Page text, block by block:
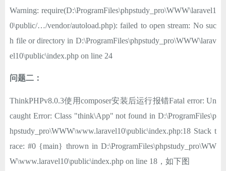
其它
在线工具
省钱帮
登录
Warning: require(D:\ProgramFiles\phpstudy_pro\WWW\laravel1
0\public/…/vendor/autoload.php): failed to open stream: No suc
h file or directory in D:\ProgramFiles\phpstudy_pro\WWW\larav
el10\public\index.php on line 24
问题二：
ThinkPHPv8.0.3使用composer安装后运行报错Fatal error: Un
caught Error: Class "think\App" not found in D:\ProgramFiles\p
hpstudy_pro\WWW\www.laravel10\public\index.php:18 Stack t
race: #0 {main} thrown in D:\ProgramFiles\phpstudy_pro\WW
W\www.laravel10\public\index.php on line 18，如下图